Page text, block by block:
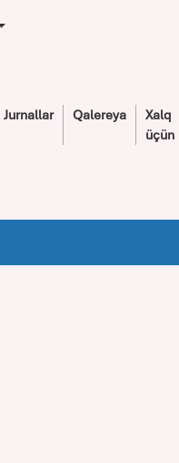
Jurnallar Qalereya
Xalq
üçün